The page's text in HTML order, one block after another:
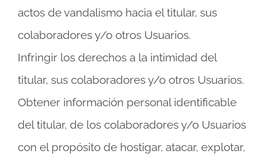
actos de vandalismo hacia el titular, sus
colaboradores y/o otros Usuarios.
Infringir los derechos a la intimidad del
titular, sus colaboradores y/o otros Usuarios.
Obtener información personal identificable
del titular, de los colaboradores y/o Usuarios
con el propósito de hostigar, atacar, explotar,